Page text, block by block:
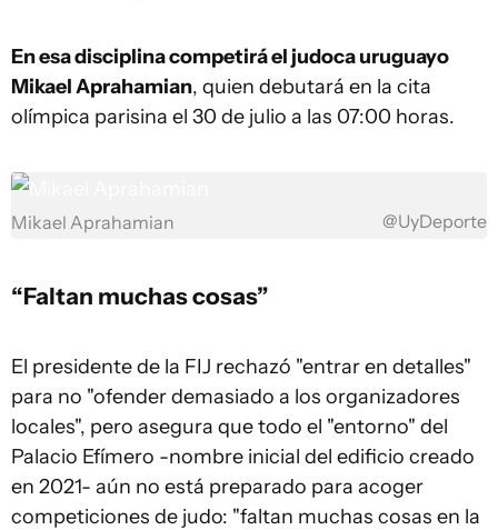
En esa disciplina competirá el judoca uruguayo
Mikael Aprahamian, quien debutará en la cita
olímpica parisina el 30 de julio a las 07:00 horas.
Mikael Aprahamian @UyDeporte
“Faltan muchas cosas”
El presidente de la FIJ rechazó "entrar en detalles"
para no "ofender demasiado a los organizadores
locales", pero asegura que todo el "entorno" del
Palacio Efímero -nombre inicial del edificio creado
en 2021- aún no está preparado para acoger
competiciones de judo: "faltan muchas cosas en la